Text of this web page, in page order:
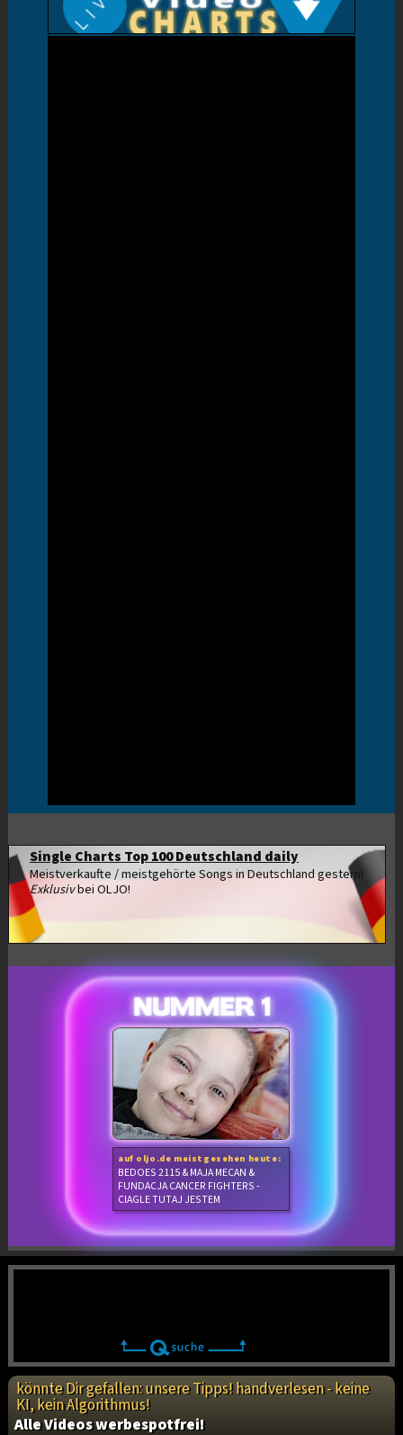
Single Charts Top 100 Deutschland daily
Meistverkaufte / meistgehörte Songs in Deutschland gestern!
Exklusivbei OLJO!
auf oljo.de meistgesehen heute:
BEDOES 2115 & MAJA MECAN &
FUNDACJA CANCER FIGHTERS -
CIAGLE TUTAJ JESTEM
könnte Dir gefallen: unsere Tipps! handverlesen - keine
KI, kein Algorithmus!
Alle Videos werbespotfrei!